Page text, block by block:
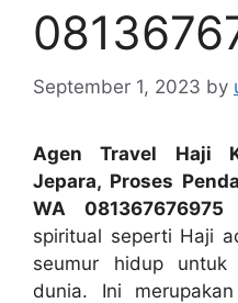
September 1, 2023 by
Agen Travel Haji
Jepara, Proses
WA 081367676975
spiritual seperti Haji
seumur hidup
dunia. Ini